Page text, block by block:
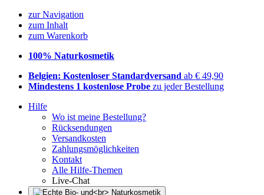
zur Navigation
zum Inhalt
zum Warenkorb
100% Naturkosmetik
Belgien: Kostenloser Standardversand ab € 49,90
Mindestens 1 kostenlose Probe zu jeder Bestellung
Hilfe
Wo ist meine Bestellung?
Rücksendungen
Versandkosten
Zahlungsmöglichkeiten
Kontakt
Alle Hilfe-Themen
Live-Chat